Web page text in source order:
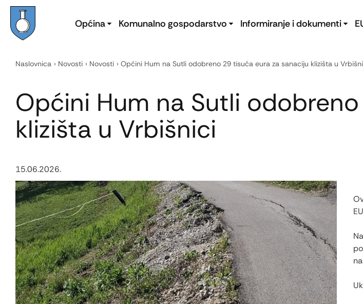
Općina Komunalno gospodarstvo Informiranje i dokumenti
Naslovnica Novosti Novosti Općini Hum na Sutli odobreno 29 tisuća eura za sanaciju klizišta u
Općini Hum na Sutli
klizišta u Vrbišnici
15.06.2026.